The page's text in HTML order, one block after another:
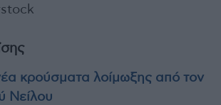
κρούσματα λοίμωξης από τον
Νείλου